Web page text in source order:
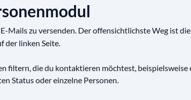
Mails zu versenden. Der offensichtlichste Weg ist
der linken Seite.
filtern, die du kontaktieren möchtest, beispielsweise
Status oder einzelne Personen.